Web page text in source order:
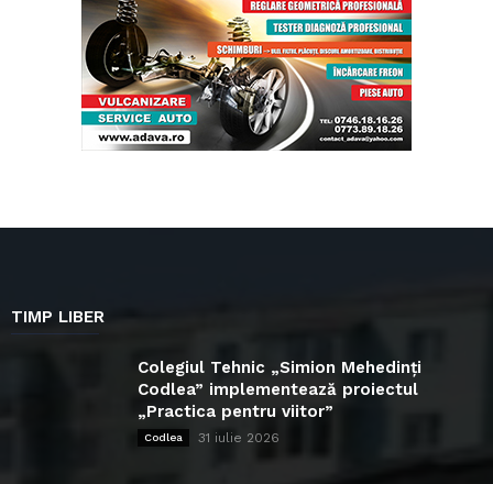
TIMP LIBER
Colegiul Tehnic „Simion Mehedinți
Codlea” implementează proiectul
„Practica pentru viitor”
Codlea 31 iulie 2026